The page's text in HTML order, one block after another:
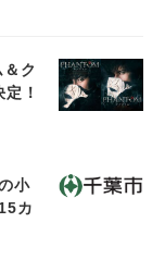
ク
！
小
カ